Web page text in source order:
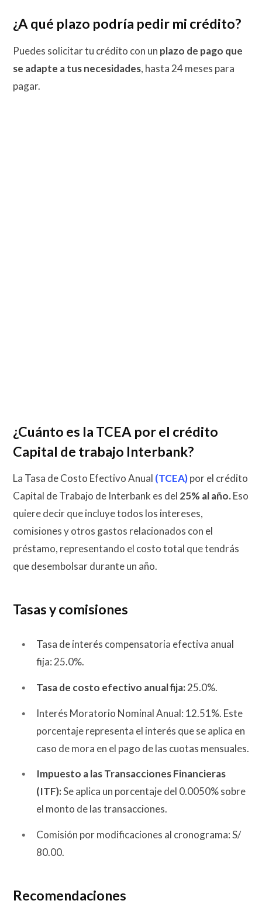
¿A qué plazo podría pedir mi crédito?
Puedes solicitar tu crédito con un plazo de pago que
se adapte a tus necesidades, hasta 24 meses para
pagar.
¿Cuánto es la TCEA por el crédito
Capital de trabajo Interbank?
La Tasa de Costo Efectivo Anual (TCEA)por el crédito
Capital de Trabajo de Interbank es del 25% al año.Eso
quiere decir que incluye todos los intereses,
comisiones y otros gastos relacionados con el
préstamo, representando el costo total que tendrás
que desembolsar durante un año.
Tasas y comisiones
Tasa de interés compensatoria efectiva anual
fija: 25.0%.
Tasa de costo efectivo anual fija:25.0%.
Interés Moratorio Nominal Anual: 12.51%. Este
porcentaje representa el interés que se aplica en
caso de mora en el pago de las cuotas mensuales.
Impuesto a las Transacciones Financieras
(ITF):Se aplica un porcentaje del 0.0050% sobre
el monto de las transacciones.
Comisión por modificaciones al cronograma: S/
80.00.
Recomendaciones